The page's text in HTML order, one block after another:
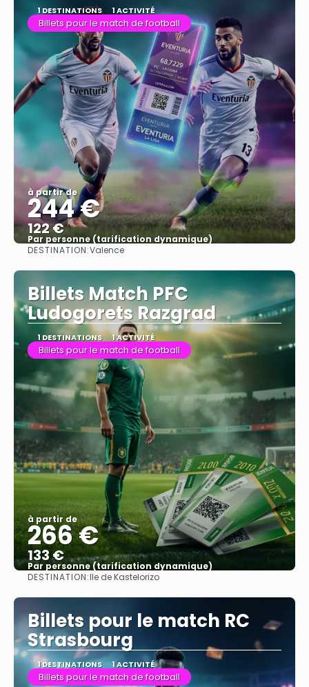
1 DESTINATIONS 1 ACTIVITÉ
Billets pour le match de football
à partir de
244 €
122 €
Par personne (tarification dynamique)
DESTINATION:Valence
Billets Match PFC
Ludogorets Razgrad
1 DESTINATIONS 1 ACTIVITÉ
Billets pour le match de football
à partir de
266 €
133 €
Par personne (tarification dynamique)
Afficher
DESTINATION:Ile de Kastelorizo
Billets pour le match RC
Strasbourg
1 DESTINATIONS 1 ACTIVITÉ
Billets pour le match de football